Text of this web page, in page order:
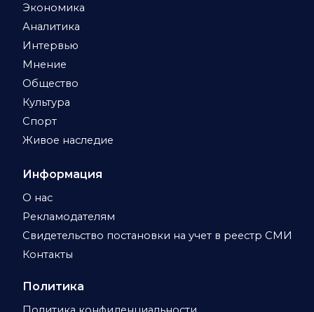
Экономика
Аналитика
Интервью
Мнение
Общество
Культура
Спорт
Живое наследие
Информация
О нас
Рекламодателям
Свидетельство постановки на учет в реестр СМИ
Контакты
Политика